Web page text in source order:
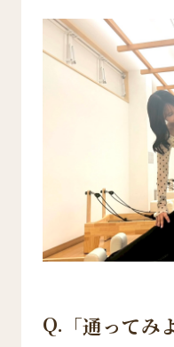
Q. 「通って